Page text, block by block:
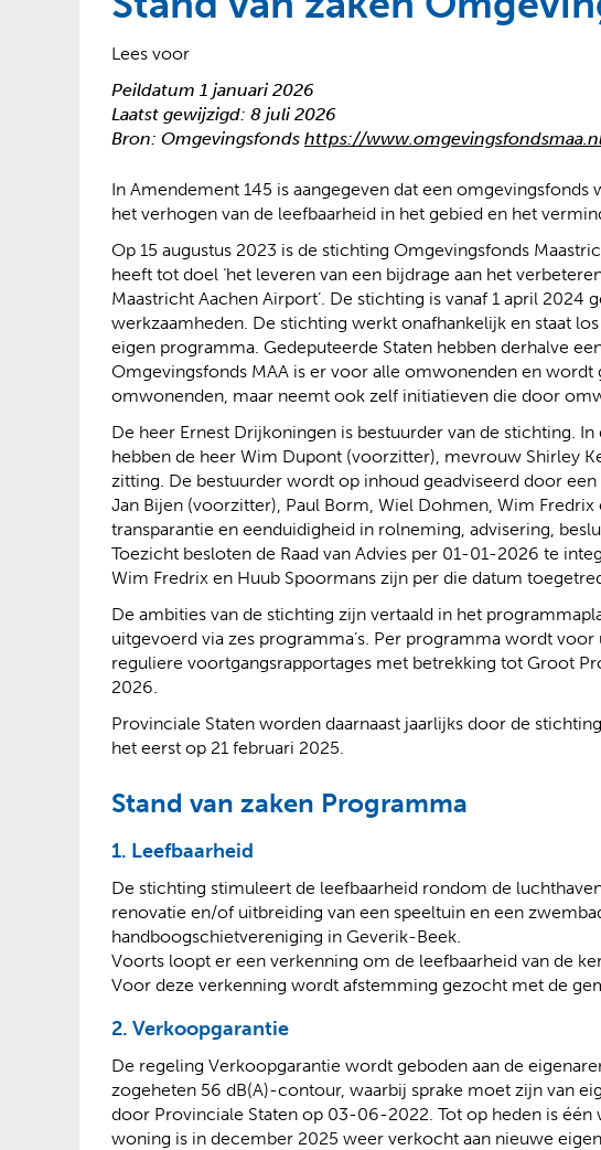
Lees voor
Peildatum 1 januari 2026
Laatst gewijzigd: 8 juli 2026
Bron: Omgevingsfonds https://
In Amendement 145 is aangegeven dat een
het verhogen van de leefbaarheid in het gebied en het
Op 15 augustus 2023 is de stichting Omgevingsfonds
heeft tot doel ‘het leveren van een bijdrage aan het
Maastricht Aachen Airport’. De stichting is vanaf 1 april 2024
werkzaamheden. De stichting werkt onafhankelijk en staat
eigen programma. Gedeputeerde Staten hebben derhalve
Omgevingsfonds MAA is er voor alle omwonenden en
omwonenden, maar neemt ook zelf initiatieven die door
De heer Ernest Drijkoningen is bestuurder van de stichting.
hebben de heer Wim Dupont (voorzitter), mevrouw Shirley
zitting. De bestuurder wordt op inhoud geadviseerd door een
Jan Bijen (voorzitter), Paul Borm, Wiel Dohmen, Wim
transparantie en eenduidigheid in rolneming, advisering,
Toezicht besloten de Raad van Advies per 01-01-2026 te
Wim Fredrix en Huub Spoormans zijn per die datum
De ambities van de stichting zijn vertaald in het
uitgevoerd via zes programma’s. Per programma wordt
reguliere voortgangsrapportages met betrekking tot Groot
2026.
Provinciale Staten worden daarnaast jaarlijks door de
het eerst op 21 februari 2025.
Stand van zaken Programma
1. Leefbaarheid
De stichting stimuleert de leefbaarheid rondom de
renovatie en/of uitbreiding van een speeltuin en een
handboogschietvereniging in Geverik-Beek.
Voorts loopt er een verkenning om de leefbaarheid van de
Voor deze verkenning wordt afstemming gezocht met de
2. Verkoopgarantie
De regeling Verkoopgarantie wordt geboden aan de
zogeheten 56 dB(A)-contour, waarbij sprake moet zijn van
door Provinciale Staten op 03-06-2022. Tot op heden is
woning is in december 2025 weer verkocht aan nieuwe